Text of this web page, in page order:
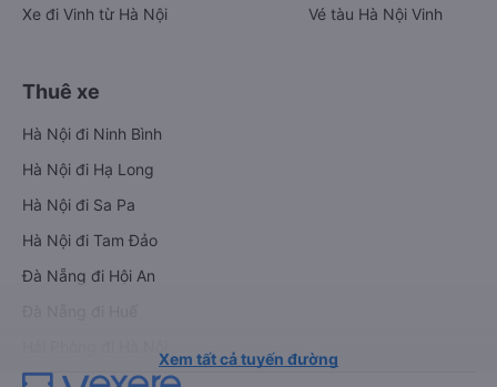
Xe đi Vinh từ Hà Nội
Vé tàu Hà Nội Vinh
Thuê xe
Hà Nội đi Ninh Bình
Hà Nội đi Hạ Long
Hà Nội đi Sa Pa
Hà Nội đi Tam Đảo
Đà Nẵng đi Hội An
Xem tất cả tuyến đường